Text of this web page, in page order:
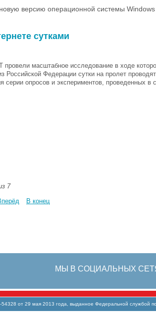
версию операционной системы Windows
сутками
масштабное исследование в ходе
Российской Федерации сутки на пролет
серии опросов и экспериментов, проведенных в
7
В конец
МЫ В СОЦИАЛЬНЫХ
от 29 мая 2013 года, выданное Федеральной службой